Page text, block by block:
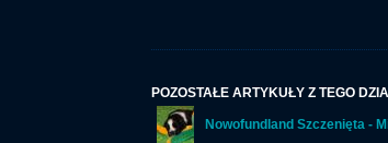
POZOSTAŁE ARTYKUŁY Z TEGO
Nowofundland Szczenięta -